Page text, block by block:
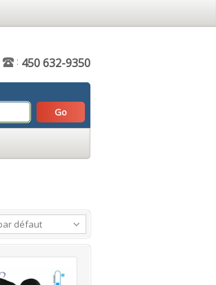
: 450 632-9350
défaut